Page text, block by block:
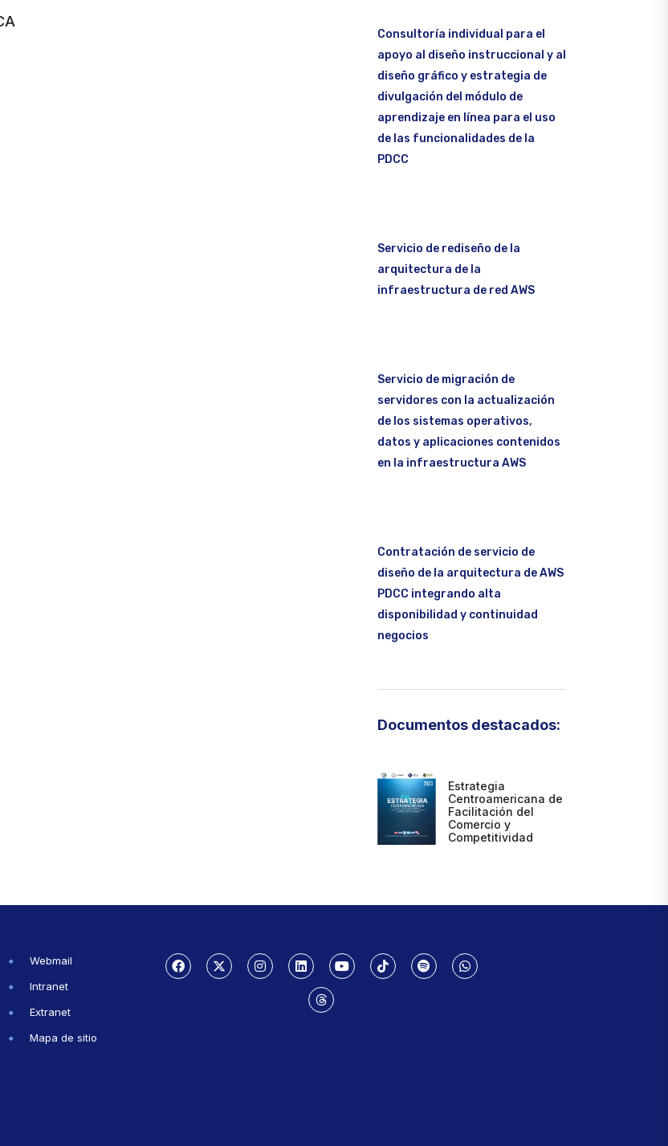
Consultoría individual para el
apoyo al diseño instruccional y al
diseño gráfico y estrategia de
divulgación del módulo de
aprendizaje en línea para el uso
de las funcionalidades de la
PDCC
Servicio de rediseño de la
arquitectura de la
infraestructura de red AWS
Servicio de migración de
servidores con la actualización
de los sistemas operativos,
datos y aplicaciones contenidos
en la infraestructura AWS
Contratación de servicio de
diseño de la arquitectura de AWS
PDCC integrando alta
disponibilidad y continuidad
negocios
Documentos destacados:
Estrategia
Centroamericana de
Facilitación del
Comercio y
Competitividad
Webmail
Intranet
Extranet
Mapa de sitio